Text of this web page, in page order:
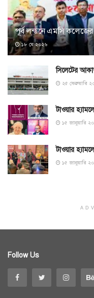
পূর্ব লন্ডনে এমসি কলেজের
১৮ মে ২০২৬
সিলেটের
২৫ ফেব্রুয়ারি
টাওয়ার
১৫ জানুয়ারি
টাওয়ার
১৫ জানুয়ারি
Follow Us